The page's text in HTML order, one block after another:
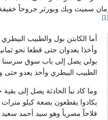
سميث ويك وبورثر جروحاً
[1]
أما الكابتن بول والطبيب
وأخذا يعدوان حتى قطعا نحو
بولي يصل إلى باب سوق سرسنا
الطبيب البيطري وأخذ يعدو حتى
وما كاد نبأ الحادثة يصل إلى
يكادوا يقطعون بضعة كيلو
فلاحاً مصرياً وهو سيد أحمد سعيد